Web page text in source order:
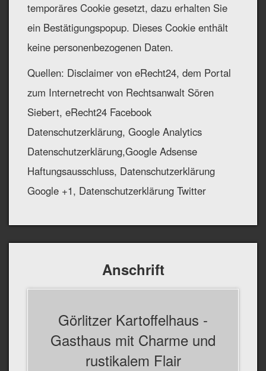
temporäres Cookie gesetzt, dazu erhalten Sie
ein Bestätigungspopup. Dieses Cookie enthält
keine personenbezogenen Daten.
Quellen: Disclaimer von eRecht24, dem Portal
zum Internetrecht von Rechtsanwalt Sören
Siebert, eRecht24 Facebook
Datenschutzerklärung, Google Analytics
Datenschutzerklärung,Google Adsense
Haftungsausschluss, Datenschutzerklärung
Google +1, Datenschutzerklärung Twitter
Anschrift
Görlitzer Kartoffelhaus -
Gasthaus mit Charme und
rustikalem Flair